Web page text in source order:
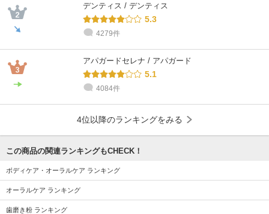
デンティス / デンティス
5.3
4279件
アパガードセレナ / アパガード
5.1
4084件
4位以降のランキングをみる
この商品の関連ランキングもCHECK！
ボディケア・オーラルケア ランキング
オーラルケア ランキング
歯磨き粉 ランキング